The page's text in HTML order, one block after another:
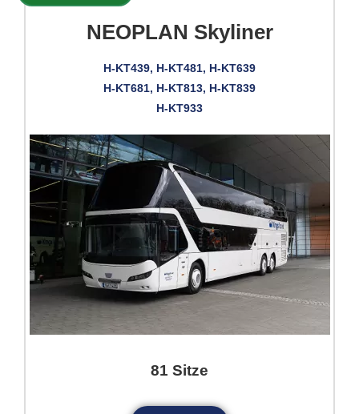
NEOPLAN Skyliner
H-KT439, H-KT481, H-KT639
H-KT681, H-KT813, H-KT839
H-KT933
81 Sitze